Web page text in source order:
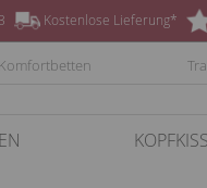
Kostenlose Lieferung*
Komfortbetten